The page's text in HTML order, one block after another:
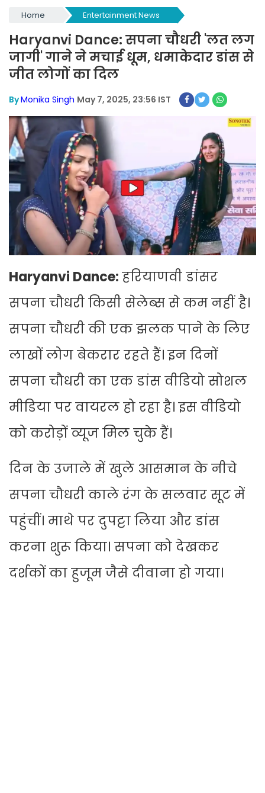
Home Entertainment News
Haryanvi Dance: सपना चौधरी 'लत लग
जागी' गाने ने मचाई धूम, धमाकेदार डांस से
जीत लोगों का दिल
ByMonika Singh May 7, 2025, 23:56 IST
Haryanvi Dance:हरियाणवी डांसर
सपना चौधरी किसी सेलेब्स से कम नहीं है।
सपना चौधरी की एक झलक पाने के लिए
लाखों लोग बेकरार रहते हैं। इन दिनों
सपना चौधरी का एक डांस वीडियो सोशल
मीडिया पर वायरल हो रहा है। इस वीडियो
को करोड़ों व्यूज मिल चुके हैं।
दिन के उजाले में खुले आसमान के नीचे
सपना चौधरी काले रंग के सलवार सूट में
पहुंचीं। माथे पर दुपट्टा लिया और डांस
करना शुरू किया। सपना को देखकर
दर्शकों का हुजूम जैसे दीवाना हो गया।